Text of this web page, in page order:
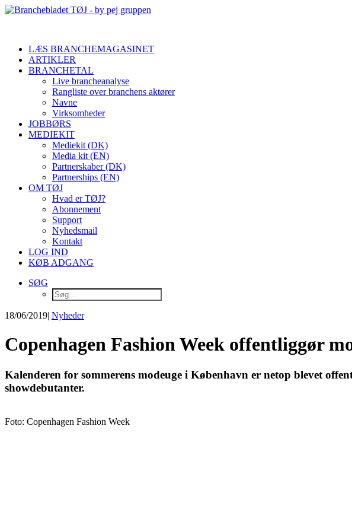
LÆS BRANCHEMAGASINET
ARTIKLER
BRANCHETAL
Live brancheanalyse
Rangliste over branchens aktører
Navne
Virksomheder
JOBBØRS
MEDIEKIT
Mediekit (DK)
Media kit (EN)
Partnerskaber (DK)
Partnerships (EN)
OM TØJ
Hvad er TØJ?
Abonnement
Support
Nyhedsmail
Kontakt
LOG IND
KØB ADGANG
SØG
18/06/2019| Nyheder
Copenhagen Fashion Week offentliggør
Kalenderen for sommerens modeuge i København er netop blevet
showdebutanter.
Foto: Copenhagen Fashion Week